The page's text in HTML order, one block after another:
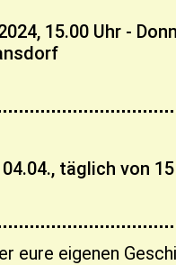
15.00 Uhr -
täglich von
eure eigenen